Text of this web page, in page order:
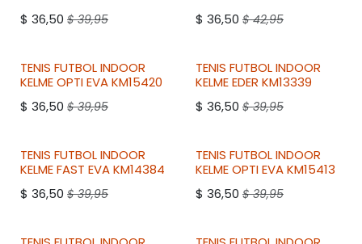
$ 36,50 $39,95 $ 36,50 $42,95
2DO A 50% DESCUENTO
TENIS FUTBOL INDOOR
KELMEOPTI EVA KM15420
$ 36,50 $39,95 2DO A 50% DESCUENTO
TENIS FUTBOL INDOOR
KELMEEDER KM13339
$ 36,50 $39,95
2DO A 50% DESCUENTO
TENIS FUTBOL INDOOR
KELMEFAST EVA KM14384
$ 36,50 $39,95 2DO A 50% DESCUENTO
TENIS FUTBOL INDOOR
KELMEOPTI EVA KM15413
$ 36,50 $39,95